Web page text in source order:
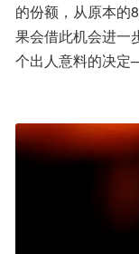
的份额，从原本的
果会借此机会进一
个出人意料的决定